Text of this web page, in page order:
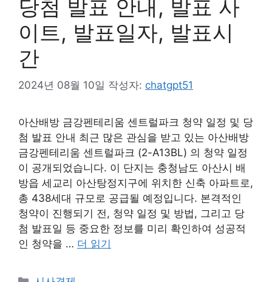
당첨 발표 안내, 발표 사
이트, 발표일자, 발표시
간
2024년 08월 10일 작성자: chatgpt51
아산배방 금강펜테리움 센트럴파크 청약 일정 및 당
첨 발표 안내 최근 많은 관심을 받고 있는 아산배방
금강펜테리움 센트럴파크 (2-A13BL) 의 청약 일정
이 공개되었습니다. 이 단지는 충청남도 아산시 배
방읍 세교리 아산탕정지구에 위치한 신축 아파트로,
총 438세대 규모로 공급될 예정입니다. 본격적인
청약이 진행되기 전, 청약 일정 및 방법, 그리고 당
첨 발표일 등 중요한 정보를 미리 확인하여 성공적
인 청약을 … 더 읽기
카